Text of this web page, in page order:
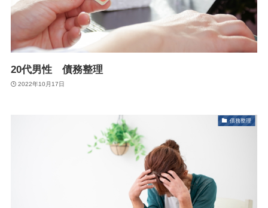
20代男性 債務整理
2022年10月17日
債務整理